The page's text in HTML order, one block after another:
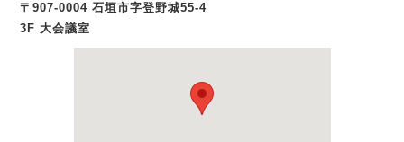
〒907-0004 石垣市字登野城55-4
3F 大会議室